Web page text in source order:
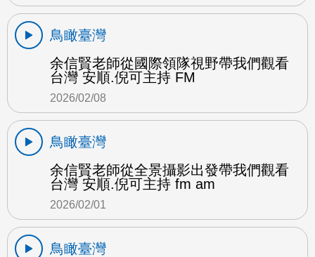
鳥瞰臺灣
余信賢老師從國際領隊視野帶我們觀看
台灣 安順.倪可主持 FM
2026/02/08
鳥瞰臺灣
余信賢老師從全景攝影出發帶我們觀看
台灣 安順.倪可主持 fm am
2026/02/01
鳥瞰臺灣